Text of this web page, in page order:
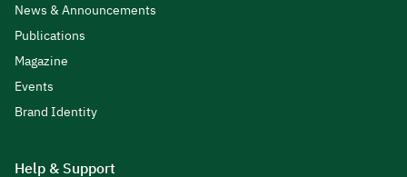
News & Announcements
Publications
Magazine
Events
Brand Identity
Help & Support